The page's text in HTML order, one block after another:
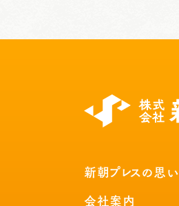
新朝プレスの思い
会社案内